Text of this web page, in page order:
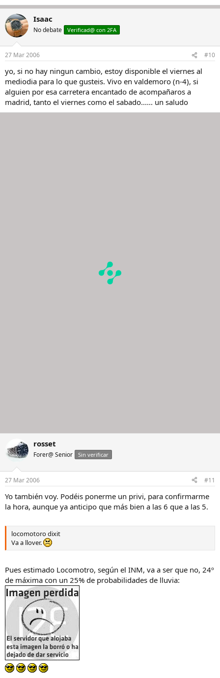
Isaac
No debate Verificad@ con 2FA
27 Mar 2006 #10
yo, si no hay ningun cambio, estoy disponible el viernes al
mediodia para lo que gusteis. Vivo en valdemoro (n-4), si
alguien por esa carretera encantado de acompañaros a
madrid, tanto el viernes como el sabado...... un saludo
rosset
Forer@ Senior Sin verificar
27 Mar 2006 #11
Yo también voy. Podéis ponerme un privi, para confirmarme
la hora, aunque ya anticipo que más bien a las 6 que a las 5.
locomotoro dixit
Va a llover.
Pues estimado Locomotro, según el INM, va a ser que no, 24º
de máxima con un 25% de probabilidades de lluvia: